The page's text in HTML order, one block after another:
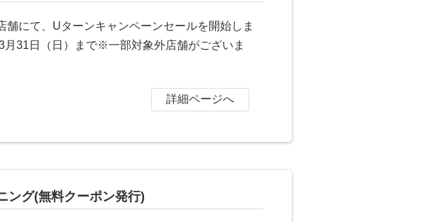
にて、Uターンキャンペーンセールを開始しま
31日（日）まで※一部対象外店舗がございま
詳細ページへ
ング(無料クーポン発行)